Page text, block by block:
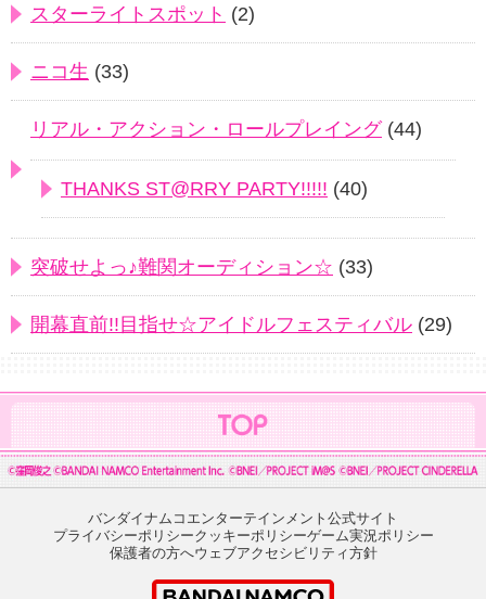
スターライトスポット (2)
ニコ生 (33)
リアル・アクション・ロールプレイング(44)
THANKS ST@RRY PARTY!!!!! (40)
突破せよっ♪難関オーディション☆ (33)
開幕直前!!目指せ☆アイドルフェスティバル (29)
バンダイナムコエンターテインメント公式サイト
プライバシーポリシークッキーポリシーゲーム実況ポリシー
保護者の方へウェブアクセシビリティ方針